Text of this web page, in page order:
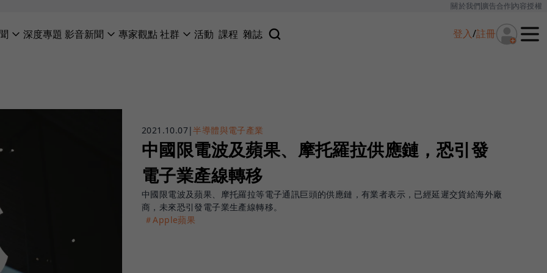
關於我們廣告合作內容授權
深度專題 影音新聞 專家觀點社群 活動 課程 雜誌 登入/註冊
2021.10.07|半導體與電子產業
中國限電波及蘋果、摩托羅拉供應鏈，恐引發
電子業產線轉移
中國限電波及蘋果、摩托羅拉等電子通訊巨頭的供應鏈，有業者表示，已經延遲交貨給海外廠
商，未來恐引發電子業生產線轉移。
＃Apple蘋果